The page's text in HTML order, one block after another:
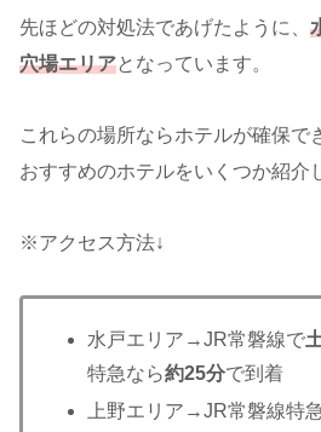
先ほどの対処法であげたように、
穴場エリアとなっています。
これらの場所ならホテルが確保で
おすすめのホテルをいくつか紹介
※アクセス方法↓
水戸エリア→JR常磐線で
特急なら約25分で到着
上野エリア→JR常磐線特